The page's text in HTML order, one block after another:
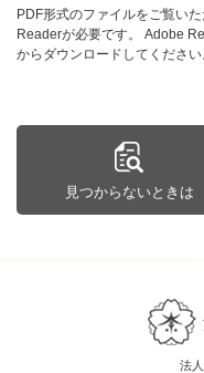
PDF形式のファイルをご覧い
Readerが必要です。
Adobe
からダウンロードしてください
見つからないときは
法